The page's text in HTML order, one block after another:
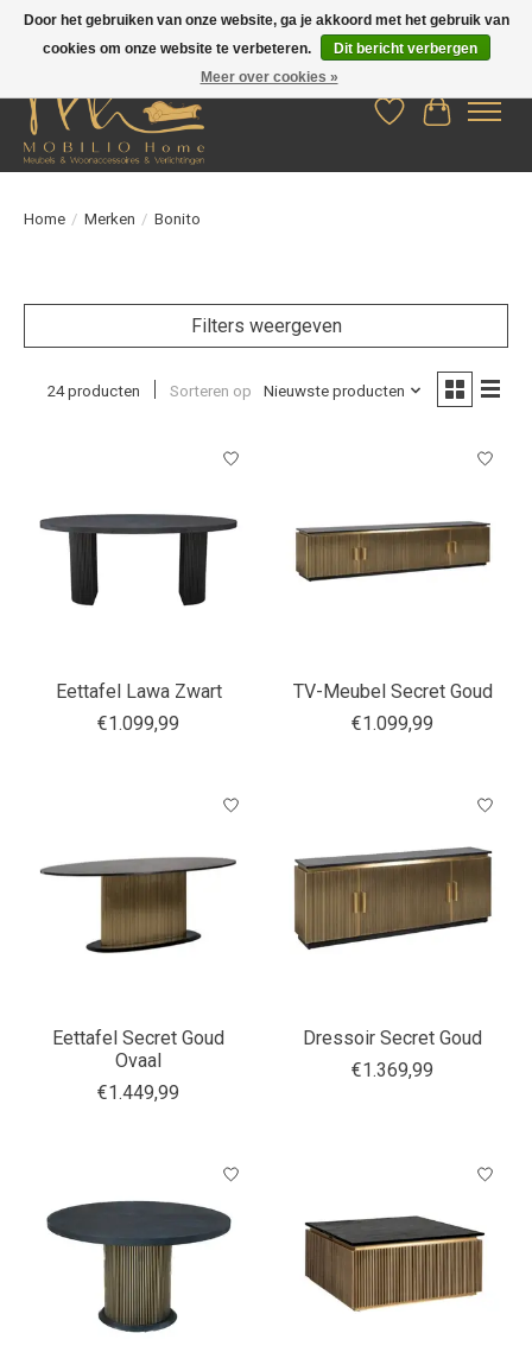
Verlanglijst
Home / Merken / Bonito
Filters weergeven
24 producten Sorteren op Nieuwste producten
Eettafel Lawa Zwart
€1.099,99
TV-Meubel Secret Goud
€1.099,99
Eettafel Secret Goud
Ovaal
€1.449,99
Dressoir Secret Goud
€1.369,99
Door het gebruiken van onze website, ga je akkoord met het gebruik van
cookies om onze website te verbeteren.
Dit bericht verbergen
Meer over cookies »